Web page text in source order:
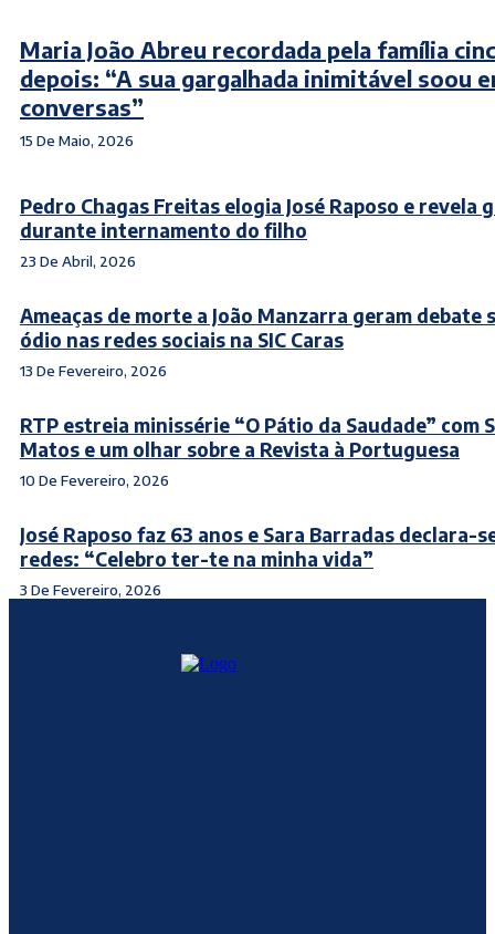
Maria João Abreu recordada pela família
depois: “A sua gargalhada inimitável soou
conversas”
15 De Maio, 2026
Pedro Chagas Freitas elogia José Raposo e revela
durante internamento do filho
23 De Abril, 2026
Ameaças de morte a João Manzarra geram debate
ódio nas redes sociais na SIC Caras
13 De Fevereiro, 2026
RTP estreia minissérie “O Pátio da Saudade” com
Matos e um olhar sobre a Revista à Portuguesa
10 De Fevereiro, 2026
José Raposo faz 63 anos e Sara Barradas declara-
redes: “Celebro ter-te na minha vida”
3 De Fevereiro, 2026